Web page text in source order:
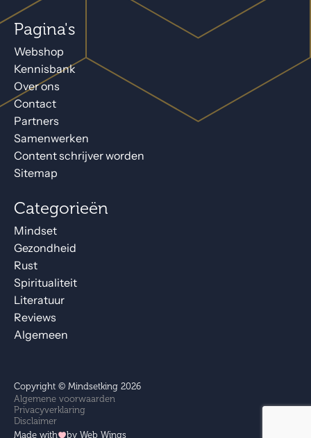
Pagina's
Webshop
Kennisbank
Over ons
Contact
Partners
Samenwerken
Content schrijver worden
Sitemap
Categorieën
Mindset
Gezondheid
Rust
Spiritualiteit
Literatuur
Reviews
Algemeen
Copyright © Mindsetking 2026
Algemene voorwaarden
Privacyverklaring
Disclaimer
Made with
by Web Wings